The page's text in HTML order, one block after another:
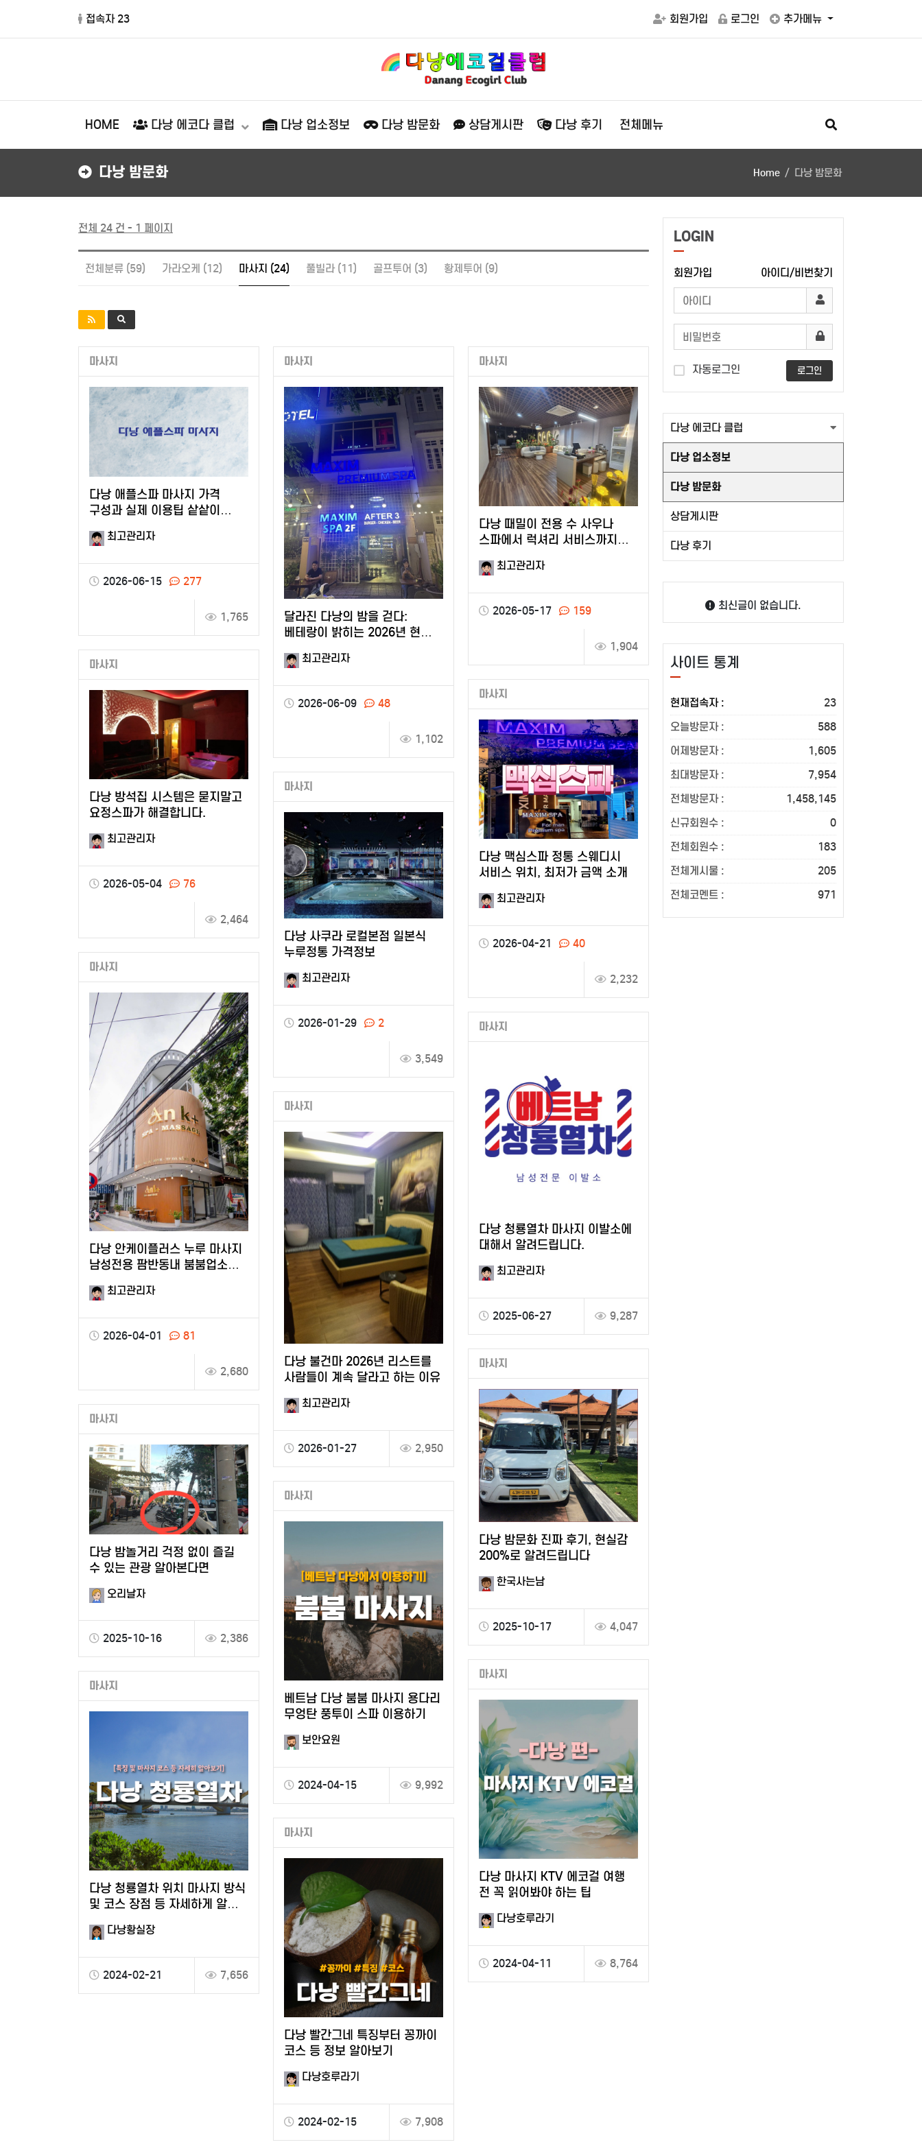
접속자 23 회원가입 로그인 추가메뉴
HOME 다낭 에코다 클럽 다낭 업소정보 다낭 밤문화 상담게시판 다낭 후기 전체메뉴
다낭 밤문화 Home 다낭 밤문화
전체 24 건 - 1 페이지
전체분류 (59) 가라오케 (12) 마사지 (24) 풀빌라 (11) 골프투어 (3) 황제투어 (9)
마사지
다낭 애플스파 마사지 가격
구성과 실제 이용팁 샅샅이
최고관리자
2026-06-15 277
1,765
마사지
달라진 다낭의 밤을 걷다:
베테랑이 밝히는 2026년 현지
최고관리자
2026-06-09 48
1,102
마사지
다낭 때밀이 전용 수 사우나
스파에서 럭셔리 서비스까지
최고관리자
2026-05-17 159
1,904
마사지
다낭 방석집 시스템은 묻지말고
요정스파가 해결합니다.
최고관리자
2026-05-04 76
2,464
마사지
다낭 맥심스파 정통 스웨디시
서비스 위치, 최저가 금액 소개
최고관리자
2026-04-21 40
2,232
마사지
다낭 사쿠라 로컬본점 일본식
누루정통 가격정보
최고관리자
2026-01-29 2
3,549
마사지
다낭 안케이플러스 누루 마사지
남성전용 팜반동내 붐붐업소
최고관리자
2026-04-01 81
2,680
마사지
다낭 청룡열차 마사지 이발소에
대해서 알려드립니다.
최고관리자
2025-06-27 9,287
마사지
다낭 불건마 2026년 리스트를
사람들이 계속 달라고 하는 이유
최고관리자
2026-01-27 2,950
마사지
다낭 밤문화 진짜 후기, 현실감
200%로 알려드립니다
한국사는남
2025-10-17 4,047
마사지
다낭 밤놀거리 걱정 없이 즐길
수 있는 관광 알아본다면
오리날자
2025-10-16 2,386
마사지
베트남 다낭 붐붐 마사지 용다리
무엉탄 풍투이 스파 이용하기
보안요원
2024-04-15 9,992
마사지
다낭 마사지 KTV 에코걸 여행
전 꼭 읽어봐야 하는 팁
다낭호루라기
2024-04-11 8,764
마사지
다낭 청룡열차 위치 마사지 방식
및 코스 장점 등 자세하게 알고
다낭황실장
2024-02-21 7,656
마사지
다낭 빨간그네 특징부터 꽁까이
코스 등 정보 알아보기
다낭호루라기
2024-02-15 7,908
LOGIN
회원가입 아이디/비번찾기
자동로그인 로그인
다낭 에코다 클럽
다낭 업소정보
다낭 밤문화
상담게시판
다낭 후기
최신글이 없습니다.
사이트 통계
현재접속자 :
23
오늘방문자 :
588
어제방문자 :
1,605
최대방문자 :
7,954
전체방문자 :
1,458,145
신규회원수 :
0
전체회원수 :
183
전체게시물 :
205
전체코멘트 :
971